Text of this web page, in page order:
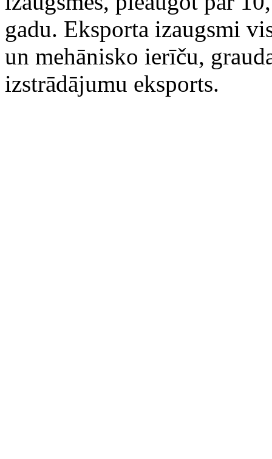
gadu. Eksporta izaugsmi
un mehānisko ierīču,
izstrādājumu eksports.